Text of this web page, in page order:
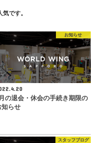
です。
お知らせ
の退会・休会の手続き期限の
知らせ
スタッフブログ